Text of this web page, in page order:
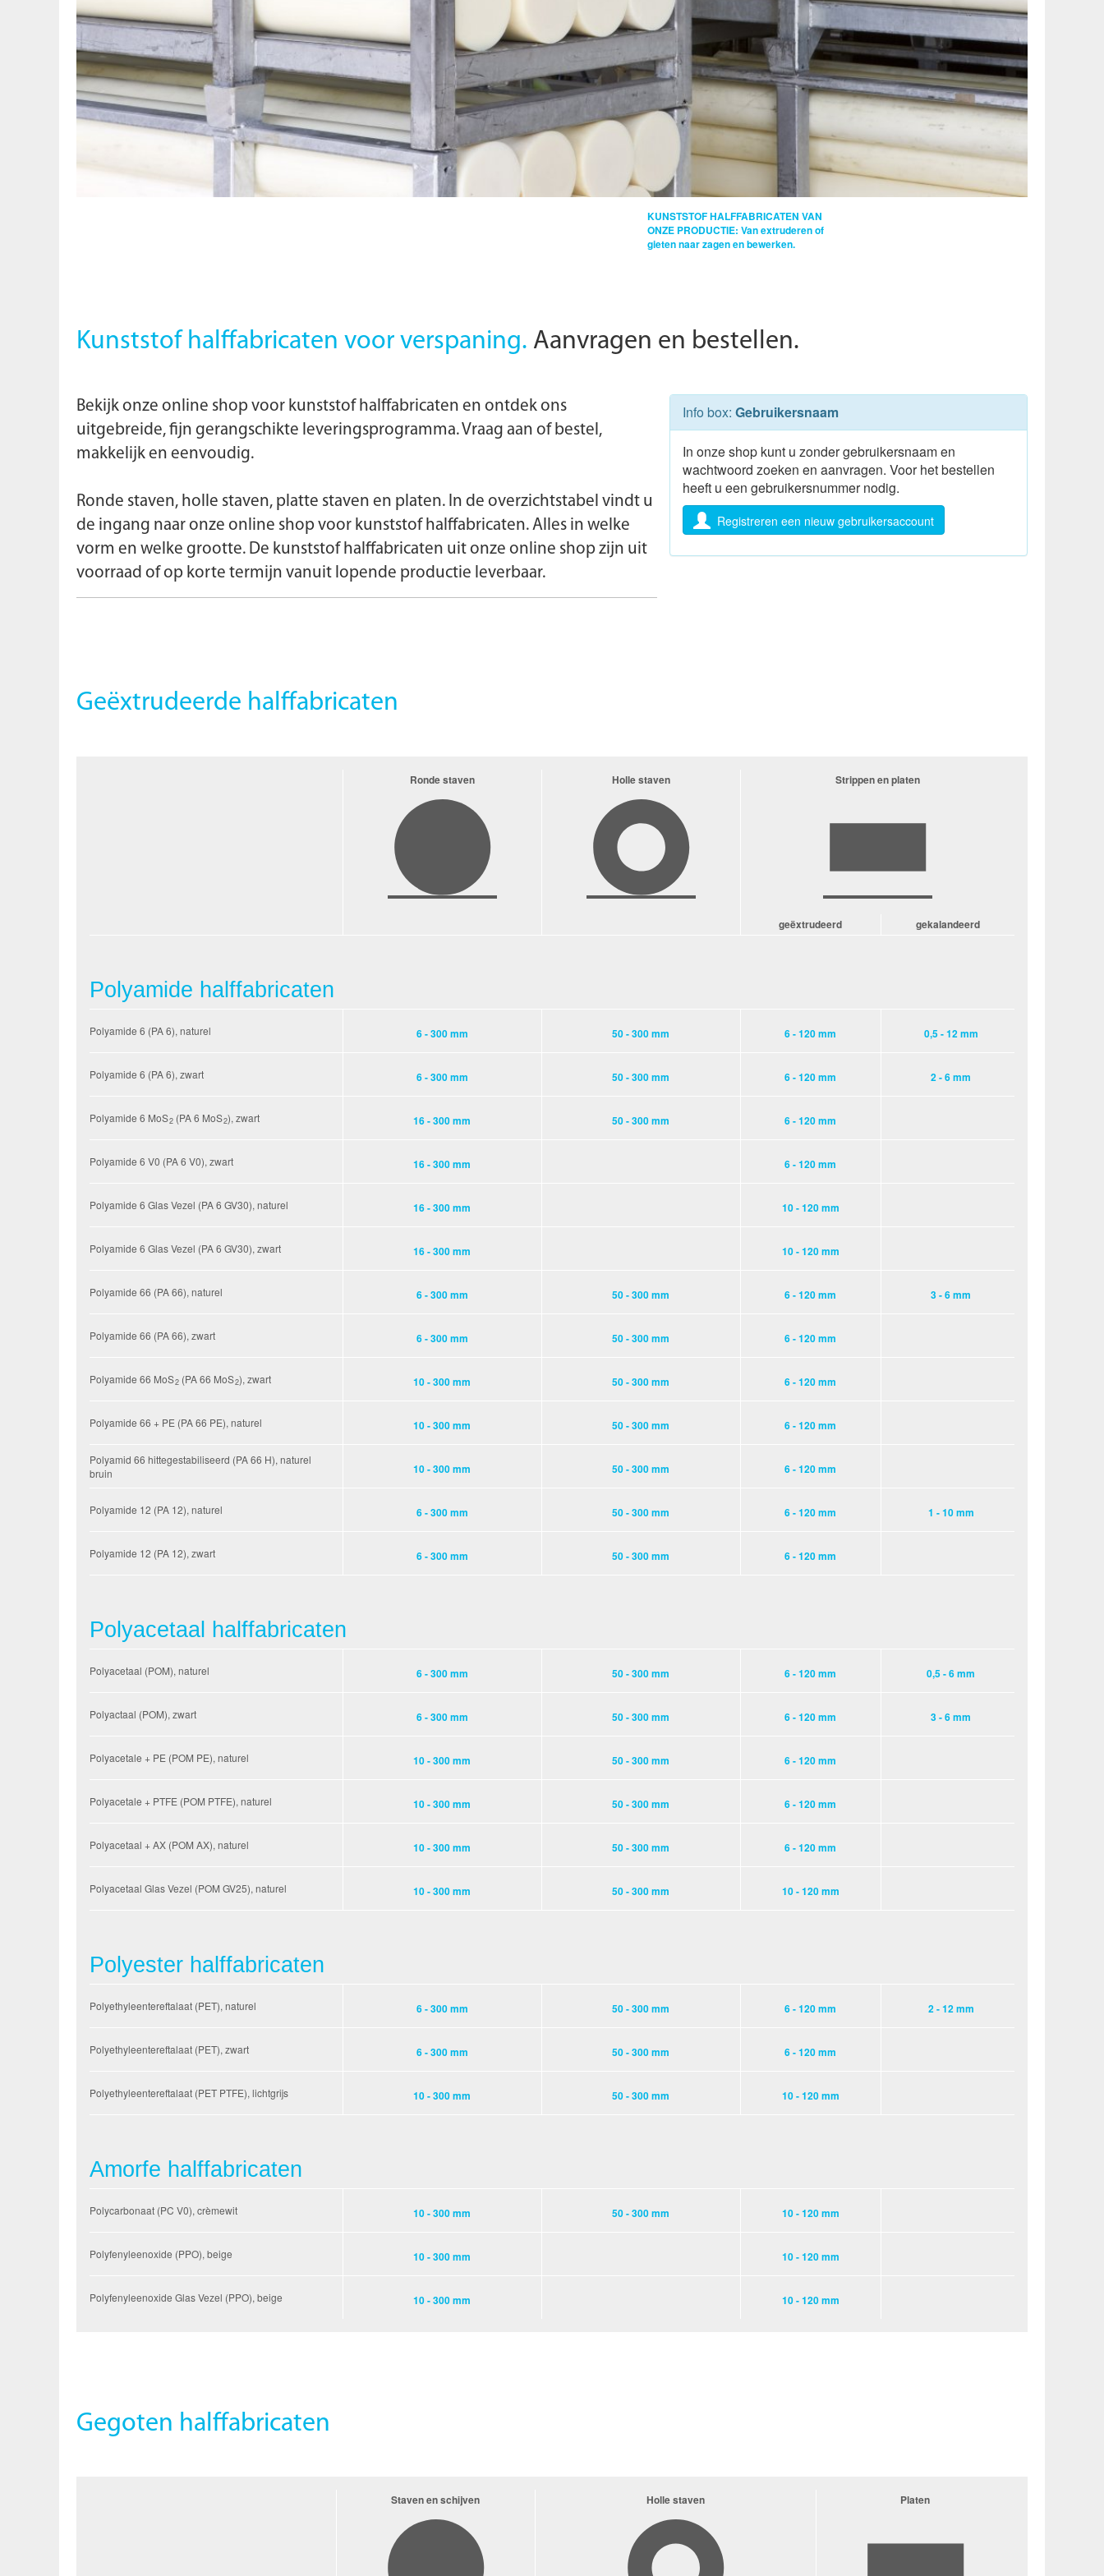
KUNSTSTOF HALFFABRICATEN VAN
ONZE PRODUCTIE: Van extruderen of
gieten naar zagen en bewerken.
Kunststof halffabricaten voor verspaning. Aanvragen en bestellen.
Bekijk onze online shop voor kunststof halffabricaten en ontdek ons
uitgebreide, fijn gerangschikte leveringsprogramma. Vraag aan of bestel,
makkelijk en eenvoudig.
Ronde staven, holle staven, platte staven en platen. In de overzichtstabel vindt u
de ingang naar onze online shop voor kunststof halffabricaten. Alles in welke
vorm en welke grootte. De kunststof halffabricaten uit onze online shop zijn uit
voorraad of op korte termijn vanuit lopende productie leverbaar.
Info box: Gebruikersnaam
In onze shop kunt u zonder gebruikersnaam en
wachtwoord zoeken en aanvragen. Voor het bestellen
heeft u een gebruikersnummer nodig.
Registreren een nieuw gebruikersaccount
Geëxtrudeerde halffabricaten
Ronde staven Holle staven Strippen en platen
geëxtrudeerd gekalandeerd
Polyamide halffabricaten
Polyamide 6 (PA 6), naturel 6 - 300 mm 50 - 300 mm 6 - 120 mm 0,5 - 12 mm
Polyamide 6 (PA 6), zwart 6 - 300 mm 50 - 300 mm 6 - 120 mm 2 - 6 mm
Polyamide 6 MoS2(PA 6 MoS2), zwart 16 - 300 mm 50 - 300 mm 6 - 120 mm
Polyamide 6 V0 (PA 6 V0), zwart 16 - 300 mm 6 - 120 mm
Polyamide 6 Glas Vezel (PA 6 GV30), naturel 16 - 300 mm 10 - 120 mm
Polyamide 6 Glas Vezel (PA 6 GV30), zwart 16 - 300 mm 10 - 120 mm
Polyamide 66 (PA 66), naturel 6 - 300 mm 50 - 300 mm 6 - 120 mm 3 - 6 mm
Polyamide 66 (PA 66), zwart 6 - 300 mm 50 - 300 mm 6 - 120 mm
Polyamide 66 MoS2(PA 66 MoS2), zwart 10 - 300 mm 50 - 300 mm 6 - 120 mm
Polyamide 66 + PE (PA 66 PE), naturel 10 - 300 mm 50 - 300 mm 6 - 120 mm
Polyamid 66 hittegestabiliseerd (PA 66 H), naturel
bruin
10 - 300 mm 50 - 300 mm 6 - 120 mm
Polyamide 12 (PA 12), naturel 6 - 300 mm 50 - 300 mm 6 - 120 mm 1 - 10 mm
Polyamide 12 (PA 12), zwart 6 - 300 mm 50 - 300 mm 6 - 120 mm
Polyacetaal halffabricaten
Polyacetaal (POM), naturel 6 - 300 mm 50 - 300 mm 6 - 120 mm 0,5 - 6 mm
Polyactaal (POM), zwart 6 - 300 mm 50 - 300 mm 6 - 120 mm 3 - 6 mm
Polyacetale + PE (POM PE), naturel 10 - 300 mm 50 - 300 mm 6 - 120 mm
Polyacetale + PTFE (POM PTFE), naturel 10 - 300 mm 50 - 300 mm 6 - 120 mm
Polyacetaal + AX (POM AX), naturel 10 - 300 mm 50 - 300 mm 6 - 120 mm
Polyacetaal Glas Vezel (POM GV25), naturel 10 - 300 mm 50 - 300 mm 10 - 120 mm
Polyester halffabricaten
Polyethyleentereftalaat (PET), naturel 6 - 300 mm 50 - 300 mm 6 - 120 mm 2 - 12 mm
Polyethyleentereftalaat (PET), zwart 6 - 300 mm 50 - 300 mm 6 - 120 mm
Polyethyleentereftalaat (PET PTFE), lichtgrijs 10 - 300 mm 50 - 300 mm 10 - 120 mm
Amorfe halffabricaten
Polycarbonaat (PC V0), crèmewit 10 - 300 mm 50 - 300 mm 10 - 120 mm
Polyfenyleenoxide (PPO), beige 10 - 300 mm 10 - 120 mm
Polyfenyleenoxide Glas Vezel (PPO), beige 10 - 300 mm 10 - 120 mm
Gegoten halffabricaten
Staven en schijven Holle staven Platen